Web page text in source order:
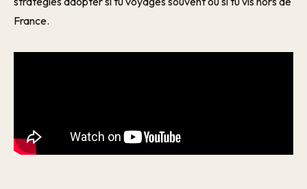
France.